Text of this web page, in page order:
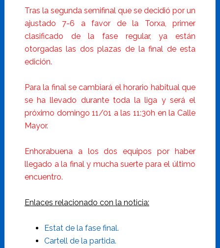
Tras la segunda semifinal que se decidió por un
ajustado 7-6 a favor de la Torxa, primer
clasificado de la fase regular, ya están
otorgadas las dos plazas de la final de esta
edición.
Para la final se cambiará el horario habitual que
se ha llevado durante toda la liga y será el
próximo domingo 11/01 a las 11:30h en la Calle
Mayor.
Enhorabuena a los dos equipos por haber
llegado a la final y mucha suerte para el último
encuentro.
Enlaces relacionado con la noticia:
Estat de la fase final.
Cartell de la partida.